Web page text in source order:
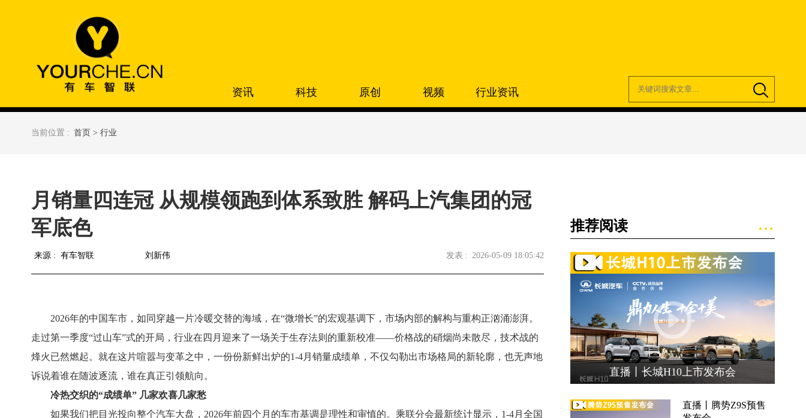
资讯 科技 原创 视频 行业资讯
当前位置 : 首页 > 行业
月销量四连冠 从规模领跑到体系致胜 解码上汽集团的冠
军底色
来源 : 有车智联 刘新伟 发表 : 2026-05-09 18:05:42
2026年的中国车市，如同穿越一片冷暖交替的海域，在“微增长”的宏观基调下，市场内部的解构与重构正汹涌澎湃。
走过第一季度“过山车”式的开局，行业在四月迎来了一场关于生存法则的重新校准——价格战的硝烟尚未散尽，技术战的
烽火已然燃起。就在这片喧嚣与变革之中，一份份新鲜出炉的1-4月销量成绩单，不仅勾勒出市场格局的新轮廓，也无声地
诉说着谁在随波逐流，谁在真正引领航向。
冷热交织的“成绩单” 几家欢喜几家愁
如果我们把目光投向整个汽车大盘，2026年前四个月的车市基调是理性和审慎的。乘联分会最新统计显示，1-4月全国
推荐阅读
直播丨长城H10上市发布会
直播丨腾势Z9S预售